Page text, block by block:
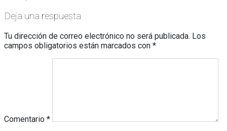
entradas
Deja una respuesta
Tu dirección de correo electrónico no será publicada. Los
campos obligatorios están marcados con *
Comentario *